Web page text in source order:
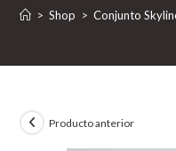
> Shop > Conjunto
Producto anterior